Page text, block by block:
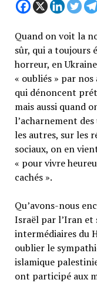
Quand on voit la
sûr, qui a toujours
horreur, en
« oubliés » par nos
qui dénoncent
mais aussi quand
l’acharnement
les autres, sur les
sociaux, on en
« pour vivre
cachés ».
Qu’avons-nous
Israël par l’Iran et
intermédiaires du
oublier le
islamique
ont participé aux